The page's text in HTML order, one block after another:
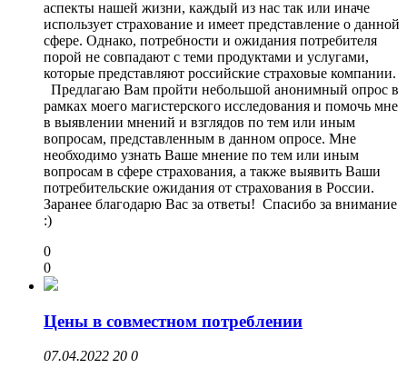
аспекты нашей жизни, каждый из нас так или иначе
использует страхование и имеет представление о данной
сфере. Однако, потребности и ожидания потребителя
порой не совпадают с теми продуктами и услугами,
которые представляют российские страховые компании.
Предлагаю Вам пройти небольшой анонимный опрос в
рамках моего магистерского исследования и помочь мне
в выявлении мнений и взглядов по тем или иным
вопросам, представленным в данном опросе. Мне
необходимо узнать Ваше мнение по тем или иным
вопросам в сфере страхования, а также выявить Ваши
потребительские ожидания от страхования в России.
Заранее благодарю Вас за ответы! Спасибо за внимание
:)
0
0
Цены в совместном потреблении
07.04.2022 20 0